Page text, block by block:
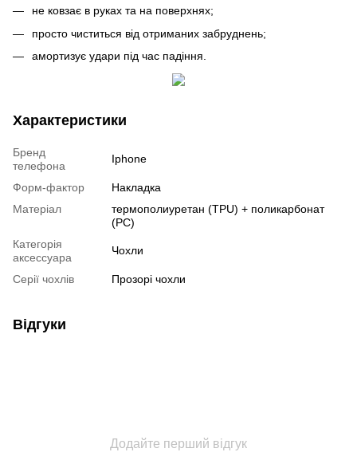
не ковзає в руках та на поверхнях;
просто чиститься від отриманих забруднень;
амортизує удари під час падіння.
Характеристики
Бренд
телефона
Iphone
Форм-фактор
Накладка
Матеріал
термополиуретан (TPU) + поликарбонат
(PC)
Категорія
аксессуара
Чохли
Серії чохлів Прозорі чохли
Відгуки
Додайте перший відгук